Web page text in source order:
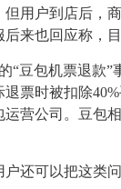
但用户到店后，
来也回应称，
“豆包机票退款
退票时被扣除
运营公司。豆包
户还可以把这类